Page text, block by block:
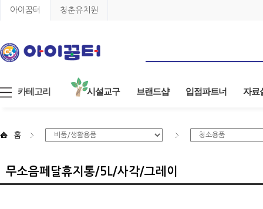
아이꿈터 청춘유치원
카테고리 시설교구 브랜드샵 입점파트너 자료
홈
무소음페달휴지통/5L/사각/그레이